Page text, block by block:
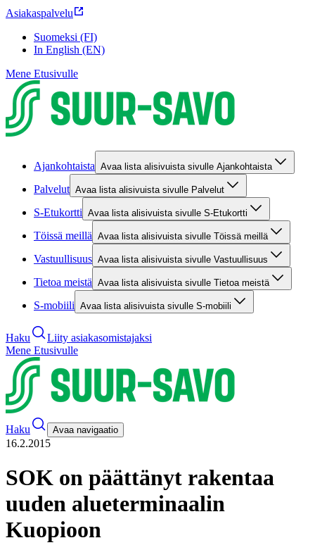
Asiakaspalvelu
Suomeksi (FI)
In English (EN)
Mene Etusivulle
Ajankohtaista Avaa lista alisivuista sivulle Ajankohtaista
Palvelut Avaa lista alisivuista sivulle Palvelut
S-Etukortti Avaa lista alisivuista sivulle S-Etukortti
Töissä meillä Avaa lista alisivuista sivulle Töissä meillä
Vastuullisuus Avaa lista alisivuista sivulle Vastuullisuus
Tietoa meistä Avaa lista alisivuista sivulle Tietoa meistä
S-mobiili Avaa lista alisivuista sivulle S-mobiili
Haku
Liity asiakasomistajaksi
Mene Etusivulle
Haku Avaa navigaatio
16.2.2015
SOK on päättänyt rakentaa
uuden alueterminaalin
Kuopioon